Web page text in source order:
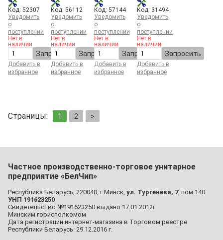
Код: 52307
Уведомить
о
поступлении
Нет в
наличии
Запросить
Добавить в
избранное
Код: 56112
Уведомить
о
поступлении
Нет в
наличии
Запросить
Добавить в
избранное
Код: 57144
Уведомить
о
поступлении
Нет в
наличии
Запросить
Добавить в
избранное
Код: 31494
Уведомить
о
поступлении
Нет в
наличии
Запросить
Добавить в
избранное
Страницы: 1 2 >
Частное производственно-торговое унитарное
предприятие «БелЧип»
Республика Беларусь, 220040, г.Минск, ул. Тургенева, 7, пом.140
УНП 191623250
Свидетельство №191623250 выдано 17.01.2012г
Минским горисполкомом
Дата регистрации интернет-магазина в Торговом реестре
Республики Беларусь: 29.12.2016 г.